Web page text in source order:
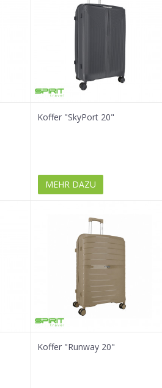
Koffer "SkyPort 20"
MEHR DAZU
Koffer "Runway 20"